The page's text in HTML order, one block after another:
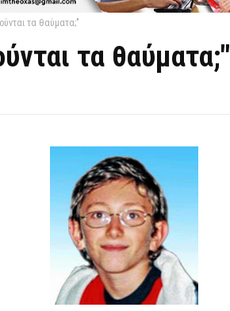
τα θαύματα;"
τα θαύματα;"